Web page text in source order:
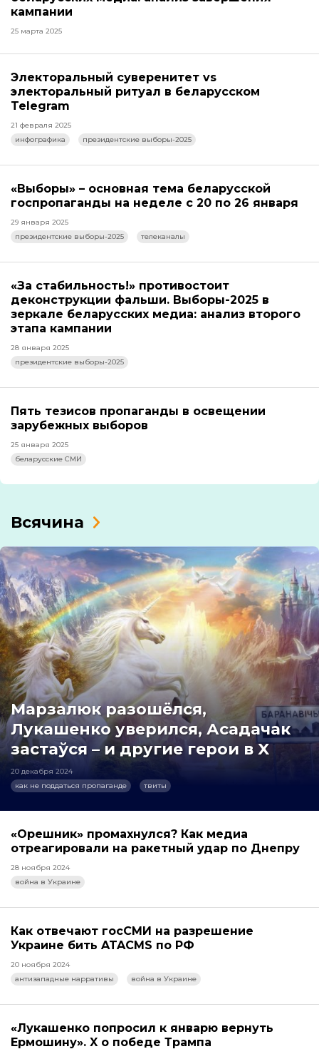
кампании
25 марта 2025
Электоральный суверенитет vs
электоральный ритуал в беларусском
Telegram
21 февраля 2025
инфографика
президентские выборы-2025
«Выборы» – основная тема беларусской
госпропаганды на неделе с 20 по 26 января
29 января 2025
президентские выборы-2025
телеканалы
«За стабильность!» противостоит
деконструкции фальши. Выборы-2025 в
зеркале беларусских медиа: анализ второго
этапа кампании
28 января 2025
президентские выборы-2025
Пять тезисов пропаганды в освещении
зарубежных выборов
25 января 2025
беларусские СМИ
Всячина
Марзалюк разошёлся,
Лукашенко уверился, Асадачак
застаўся – и другие герои в X
20 декабря 2024
как не поддаться пропаганде
твиты
«Орешник» промахнулся? Как медиа
отреагировали на ракетный удар по Днепру
28 ноября 2024
война в Украине
Как отвечают госСМИ на разрешение
Украине бить ATACMS по РФ
20 ноября 2024
антизападные нарративы
война в Украине
«Лукашенко попросил к январю вернуть
Ермошину». X о победе Трампа